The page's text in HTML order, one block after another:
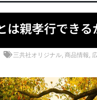
は親孝行できる
三共社オリジナル, 商品情報,